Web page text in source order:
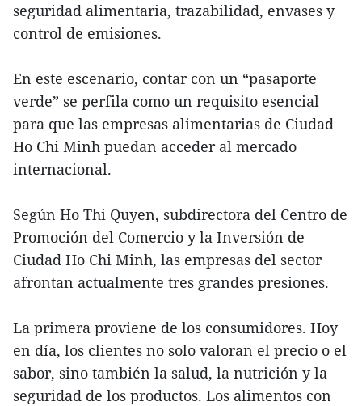
seguridad alimentaria, trazabilidad, envases y
control de emisiones.
En este escenario, contar con un “pasaporte
verde” se perfila como un requisito esencial
para que las empresas alimentarias de Ciudad
Ho Chi Minh puedan acceder al mercado
internacional.
Según Ho Thi Quyen, subdirectora del Centro de
Promoción del Comercio y la Inversión de
Ciudad Ho Chi Minh, las empresas del sector
afrontan actualmente tres grandes presiones.
La primera proviene de los consumidores. Hoy
en día, los clientes no solo valoran el precio o el
sabor, sino también la salud, la nutrición y la
seguridad de los productos. Los alimentos con